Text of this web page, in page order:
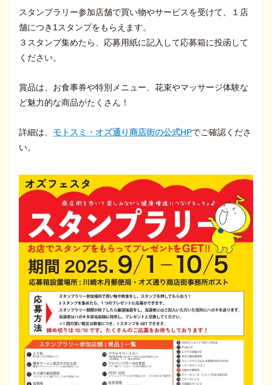
スタンプラリー参加店舗で買い物やサービスを受けて、１店
舗につき1スタンプをもらえます。
３スタンプ集めたら、応募用紙に記入して応募箱に投函して
ください。
賞品は、お食事券や特別メニュー、花束やマッサージ体験な
ど魅力的な商品がたくさん！
詳細は、 モトスミ・オズ通り商店街の公式HPでご確認くださ
い。